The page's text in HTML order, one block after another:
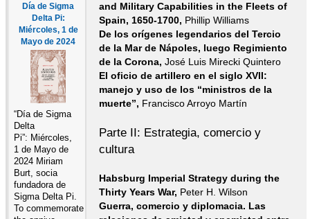
Día de Sigma
Delta Pi:
Miércoles, 1 de
Mayo de 2024
“Día de Sigma
Delta
Pi”: Miércoles,
1 de Mayo de
2024 Miriam
Burt, socia
fundadora de
Sigma Delta Pi.
To commemorate
and Military Capabilities in the Fleets of
Spain, 1650-1700, Phillip Williams
De los orígenes legendarios del Tercio
de la Mar de Nápoles, luego Regimiento
de la Corona, José Luis Mirecki Quintero
El oficio de artillero en el siglo XVII:
manejo y uso de los “ministros de la
muerte”, Francisco Arroyo Martín
Parte II: Estrategia, comercio y
cultura
Habsburg Imperial Strategy during the
Thirty Years War, Peter H. Wilson
Guerra, comercio y diplomacia. Las